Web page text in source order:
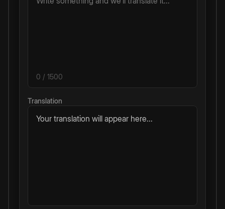
0 / 1500
Translation
Your translation will appear here...